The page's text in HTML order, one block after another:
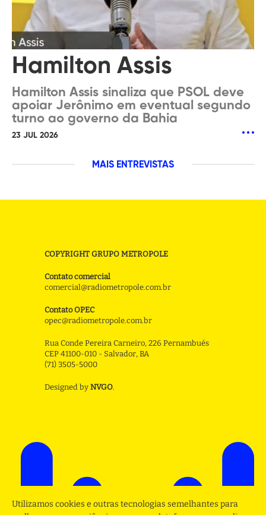
Hamilton Assis
Hamilton Assis sinaliza que PSOL deve
apoiar Jerônimo em eventual segundo
turno ao governo da Bahia
23 JUL 2026
MAIS ENTREVISTAS
COPYRIGHT GRUPO METROPOLE
Contato comercial
comercial@radiometropole.com.br
Contato OPEC
opec@radiometropole.com.br
Rua Conde Pereira Carneiro, 226 Pernambués
CEP 41100-010 - Salvador, BA
(71) 3505-5000
Designed by NVGO.
Utilizamos cookies e outras tecnologias semelhantes para